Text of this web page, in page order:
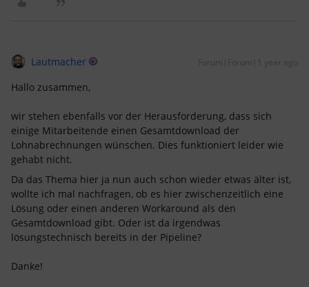
Lautmacher Forum|Forum|1 year ago
Hallo zusammen,
wir stehen ebenfalls vor der Herausforderung, dass sich
einige Mitarbeitende einen Gesamtdownload der
Lohnabrechnungen wünschen. Dies funktioniert leider wie
gehabt nicht.
Da das Thema hier ja nun auch schon wieder etwas älter ist,
wollte ich mal nachfragen, ob es hier zwischenzeitlich eine
Lösung oder einen anderen Workaround als den
Gesamtdownload gibt. Oder ist da irgendwas
lösungstechnisch bereits in der Pipeline?
Danke!